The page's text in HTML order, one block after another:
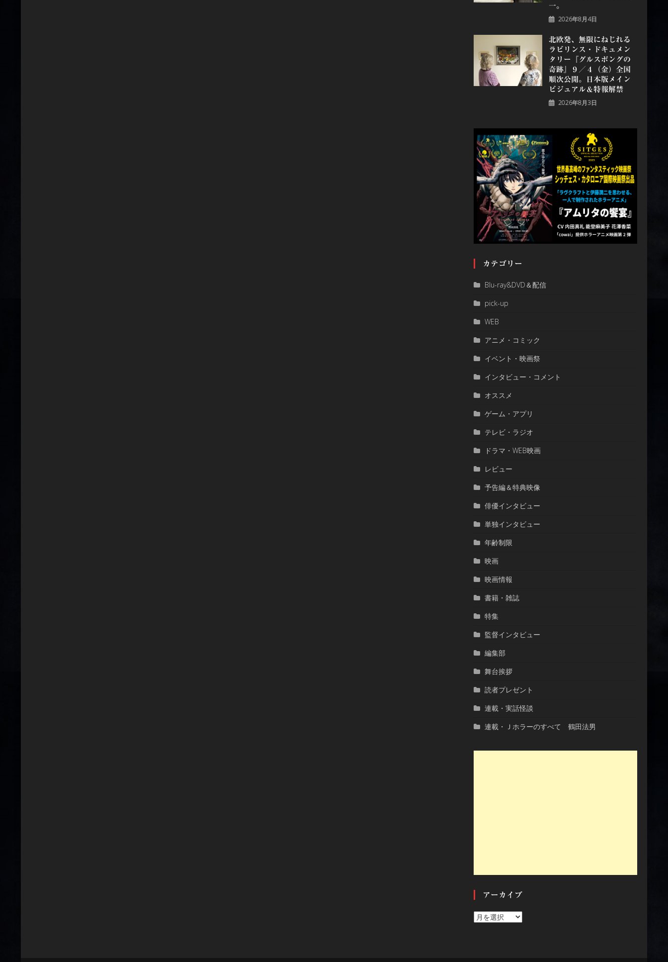
一。
2026年8月4日
北欧発、無限にねじれる
ラビリンス・ドキュメン
タリー『グルスポングの
奇跡』９／４（金）全国
順次公開。日本版メイン
ビジュアル＆特報解禁
2026年8月3日
カテゴリー
Blu-ray&DVD＆配信
pick-up
WEB
アニメ・コミック
イベント・映画祭
インタビュー・コメント
オススメ
ゲーム・アプリ
テレビ・ラジオ
ドラマ・WEB映画
レビュー
予告編＆特典映像
俳優インタビュー
単独インタビュー
年齢制限
映画
映画情報
書籍・雑誌
特集
監督インタビュー
編集部
舞台挨拶
読者プレゼント
連載・実話怪談
連載・Ｊホラーのすべて 鶴田法男
アーカイブ
ア